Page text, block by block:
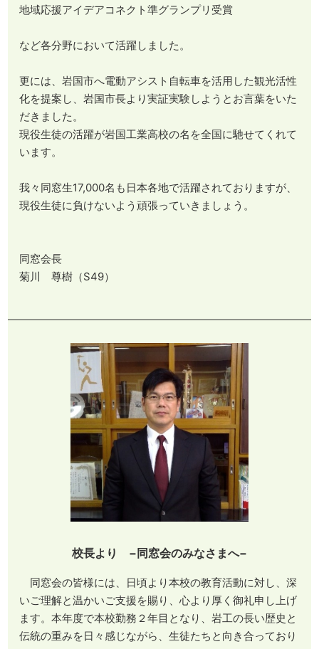
地域応援アイデアコネクト準グランプリ受賞
など各分野において活躍しました。
更には、岩国市へ電動アシスト自転車を活用した観光活性
化を提案し、岩国市長より実証実験しようとお言葉をいた
だきました。
現役生徒の活躍が岩国工業高校の名を全国に馳せてくれて
います。
​​​​​​​我々同窓生17,000名も日本各地で活躍されておりますが、
現役生徒に負けないよう頑張っていきましょう。
同窓会長
菊川 尊樹（S49）
校長より −同窓会のみなさまへ−
同窓会の皆様には、日頃より本校の教育活動に対し、深
いご理解と温かいご支援を賜り、心より厚く御礼申し上げ
ます。本年度で本校勤務２年目となり、岩工の長い歴史と
伝統の重みを日々感じながら、生徒たちと向き合っており